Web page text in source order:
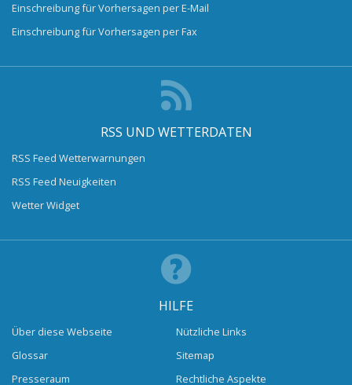
Einschreibung für Vorhersagen per E-Mail
Einschreibung für Vorhersagen per Fax
RSS UND WETTERDATEN
RSS Feed Wetterwarnungen
RSS Feed Neuigkeiten
Wetter Widget
HILFE
Über diese Webseite
Glossar
Presseraum
Nützliche Links
Sitemap
Rechtliche Aspekte